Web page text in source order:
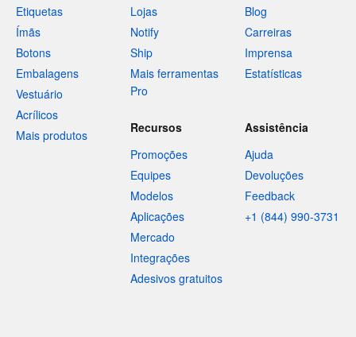
Etiquetas
Ímãs
Botons
Embalagens
Vestuário
Acrílicos
Mais produtos
Lojas
Notify
Ship
Mais ferramentas
Pro
Blog
Carreiras
Imprensa
Estatísticas
Recursos
Promoções
Equipes
Modelos
Aplicações
Mercado
Integrações
Adesivos gratuitos
Assistência
Ajuda
Devoluções
Feedback
+1 (844) 990-3731